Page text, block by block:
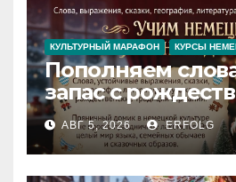
КУЛЬТУРНЫЙ МАРАФОН КУРСЫ
Пополняем
запас с
сказкой! Учим
вместе с
АВГ 5, 2026 ERFOLG